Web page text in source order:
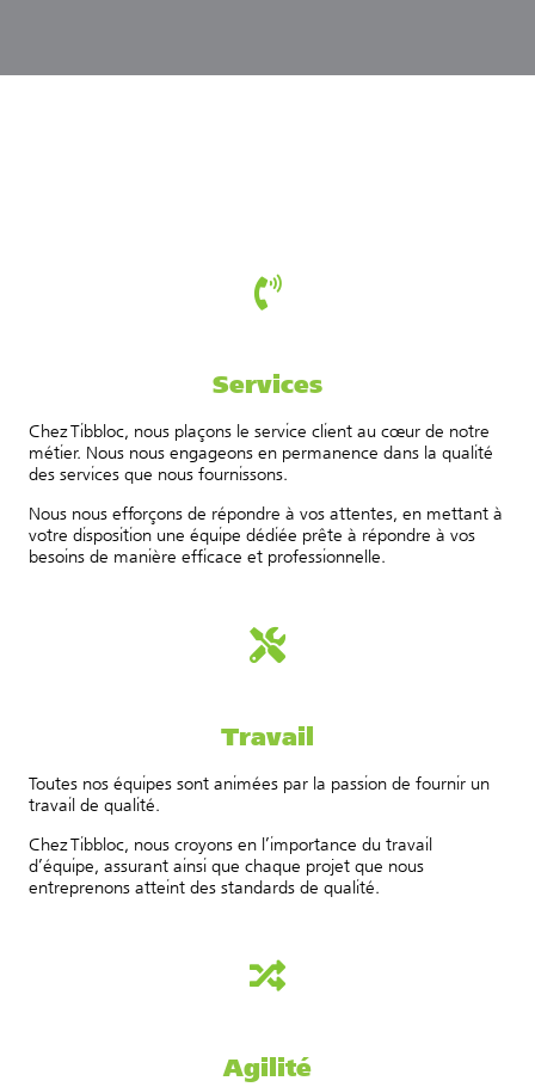
Services
Chez Tibbloc, nous plaçons le service client au cœur de notre
métier. Nous nous engageons en permanence dans la qualité
des services que nous fournissons.
Nous nous efforçons de répondre à vos attentes, en mettant à
votre disposition une équipe dédiée prête à répondre à vos
besoins de manière efficace et professionnelle.
Travail
Toutes nos équipes sont animées par la passion de fournir un
travail de qualité.
Chez Tibbloc, nous croyons en l’importance du travail
d’équipe, assurant ainsi que chaque projet que nous
entreprenons atteint des standards de qualité.
Agilité